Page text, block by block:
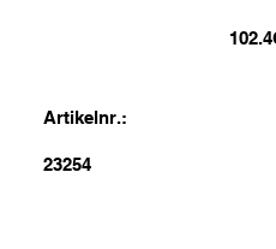
102.4
Artikelnr.:
23254